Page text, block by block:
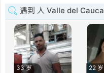
遇到 人 Valle del Cauca
33 岁
22 岁